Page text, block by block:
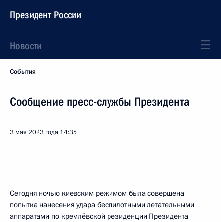
Президент России
Новости
События
Сообщение пресс-службы Президента
3 мая 2023 года 14:35
Сегодня ночью киевским режимом была совершена
попытка нанесения удара беспилотными летательными
аппаратами по кремлёвской резиденции Президента